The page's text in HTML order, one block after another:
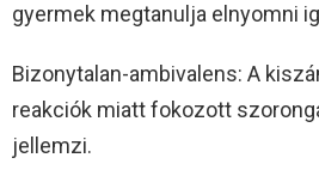
gyermek megtanulja elnyomni
Bizonytalan-ambivalens: A
reakciók miatt fokozott
jellemzi.